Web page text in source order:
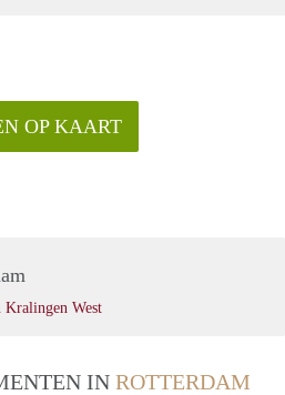
OP KAART
West
IN ROTTERDAM